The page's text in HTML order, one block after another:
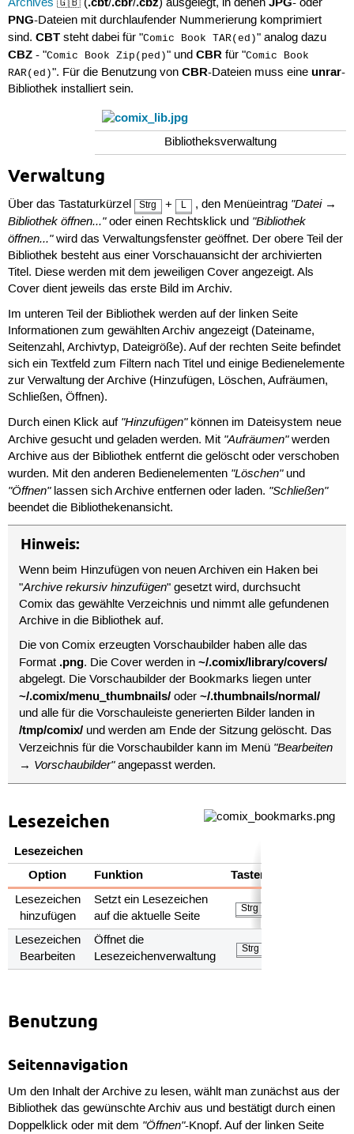
Archives 🇬🇧 ( / / ) ausgelegt, in denen - oder
PNG-Dateien mit durchlaufender Nummerierung komprimiert
sind. CBTsteht dabei für "Comic Book TAR(ed)" analog dazu
CBZ- "Comic Book Zip(ped)" und CBRfür "Comic Book
RAR(ed)". Für die Benutzung von CBR-Dateien muss eine unrar-
Bibliothek installiert sein.
Bibliotheksverwaltung
Verwaltung
Über das Tastaturkürzel Strg + L , den Menüeintrag "Datei →
Bibliothek öffnen..."oder einen Rechtsklick und "Bibliothek
öffnen..."wird das Verwaltungsfenster geöffnet. Der obere Teil der
Bibliothek besteht aus einer Vorschauansicht der archivierten
Titel. Diese werden mit dem jeweiligen Cover angezeigt. Als
Cover dient jeweils das erste Bild im Archiv.
Im unteren Teil der Bibliothek werden auf der linken Seite
Informationen zum gewählten Archiv angezeigt (Dateiname,
Seitenzahl, Archivtyp, Dateigröße). Auf der rechten Seite befindet
sich ein Textfeld zum Filtern nach Titel und einige Bedienelemente
zur Verwaltung der Archive (Hinzufügen, Löschen, Aufräumen,
Schließen, Öffnen).
Durch einen Klick auf "Hinzufügen"können im Dateisystem neue
Archive gesucht und geladen werden. Mit "Aufräumen"werden
Archive aus der Bibliothek entfernt die gelöscht oder verschoben
wurden. Mit den anderen Bedienelementen "Löschen"und
"Öffnen"lassen sich Archive entfernen oder laden. "Schließen"
beendet die Bibliothekenansicht.
Hinweis:
Wenn beim Hinzufügen von neuen Archiven ein Haken bei
"Archive rekursiv hinzufügen" gesetzt wird, durchsucht
Comix das gewählte Verzeichnis und nimmt alle gefundenen
Archive in die Bibliothek auf.
Die von Comix erzeugten Vorschaubilder haben alle das
Format .png. Die Cover werden in~/.comix/library/covers/
abgelegt. Die Vorschaubilder der Bookmarks liegen unter
~/.comix/menu_thumbnails/ oder~/.thumbnails/normal/
und alle für die Vorschauleiste generierten Bilder landen in
/tmp/comix/ und werden am Ende der Sitzung gelöscht. Das
Verzeichnis für die Vorschaubilder kann im Menü "Bearbeiten
→ Vorschaubilder"angepasst werden.
Lesezeichen
Lesezeichen
Option
Funktion Tastenkürzel
Lesezeichen
hinzufügen
Setzt ein Lesezeichen
auf die aktuelle Seite
Strg
Lesezeichen
Bearbeiten
Öffnet die
Lesezeichenverwaltung
Strg
Benutzung
Seitennavigation
Um den Inhalt der Archive zu lesen, wählt man zunächst aus der
Bibliothek das gewünschte Archiv aus und bestätigt durch einen
Doppelklick oder mit dem "Öffnen"-Knopf. Auf der linken Seite